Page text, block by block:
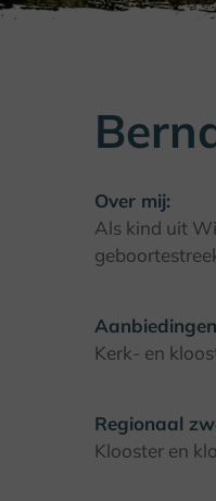
Over mij:
Als kind uit
Kerk- en
Regionaal
Klooster en